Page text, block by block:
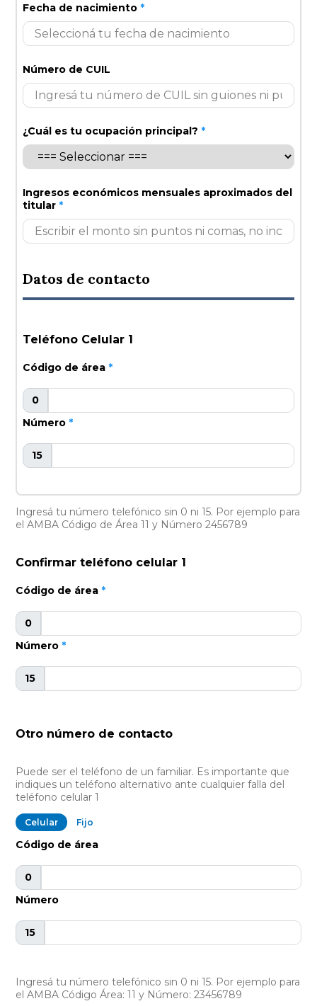
Fecha de nacimiento *
Número de CUIL
¿Cuál es tu ocupación principal? *
Ingresos económicos mensuales aproximados del
titular *
Datos de contacto
Teléfono Celular 1
Código de área *
0
Número *
15
Ingresá tu número telefónico sin 0 ni 15. Por ejemplo para
el AMBA Código de Área 11 y Número 2456789
Confirmar teléfono celular 1
Código de área *
0
Número *
15
Otro número de contacto
Puede ser el teléfono de un familiar. Es importante que
indiques un teléfono alternativo ante cualquier falla del
teléfono celular 1
Celular Fijo
Código de área
0
Número
15
Ingresá tu número telefónico sin 0 ni 15. Por ejemplo para
el AMBA Código Área: 11 y Número: 23456789